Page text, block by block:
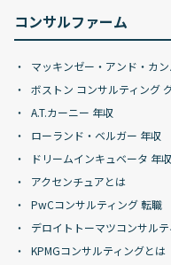
コンサルファーム
マッキンゼー・アンド・カ
ボストン コンサルティング
A.T.カーニー 年収
ローランド・ベルガー 年収
ドリームインキュベータ 年収
アクセンチュアとは
PwCコンサルティング 転職
デロイトトーマツコンサル
KPMGコンサルティングとは